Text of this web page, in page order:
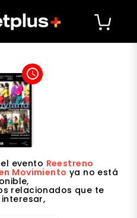
access_time
evento Reestreno
Movimiento ya no está
relacionados que te